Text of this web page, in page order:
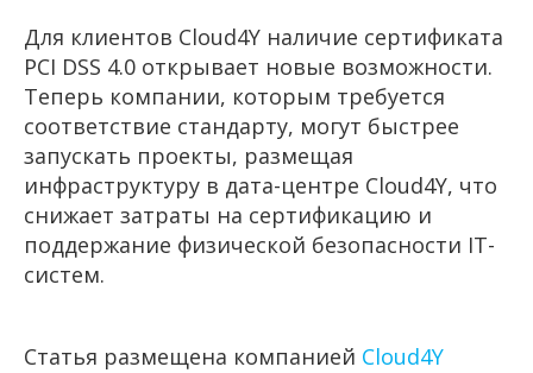
Для клиентов Cloud4Y наличие сертификата
PCI DSS 4.0 открывает новые возможности.
Теперь компании, которым требуется
соответствие стандарту, могут быстрее
запускать проекты, размещая
инфраструктуру в дата-центре Cloud4Y, что
снижает затраты на сертификацию и
поддержание физической безопасности IT-
систем.
Статья размещена компанией Cloud4Y